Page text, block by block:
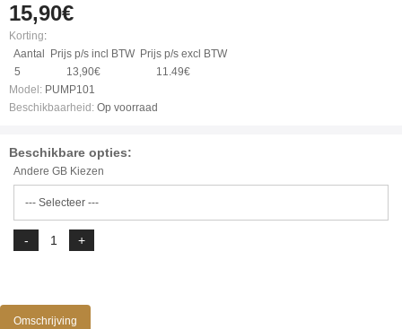
15,90€
Korting:
Aantal
Prijs p/s incl BTW Prijs p/s excl BTW
5
13,90€
11.49€
Model: PUMP101
Beschikbaarheid: Op voorraad
Beschikbare opties:
Andere GB Kiezen
Omschrijving